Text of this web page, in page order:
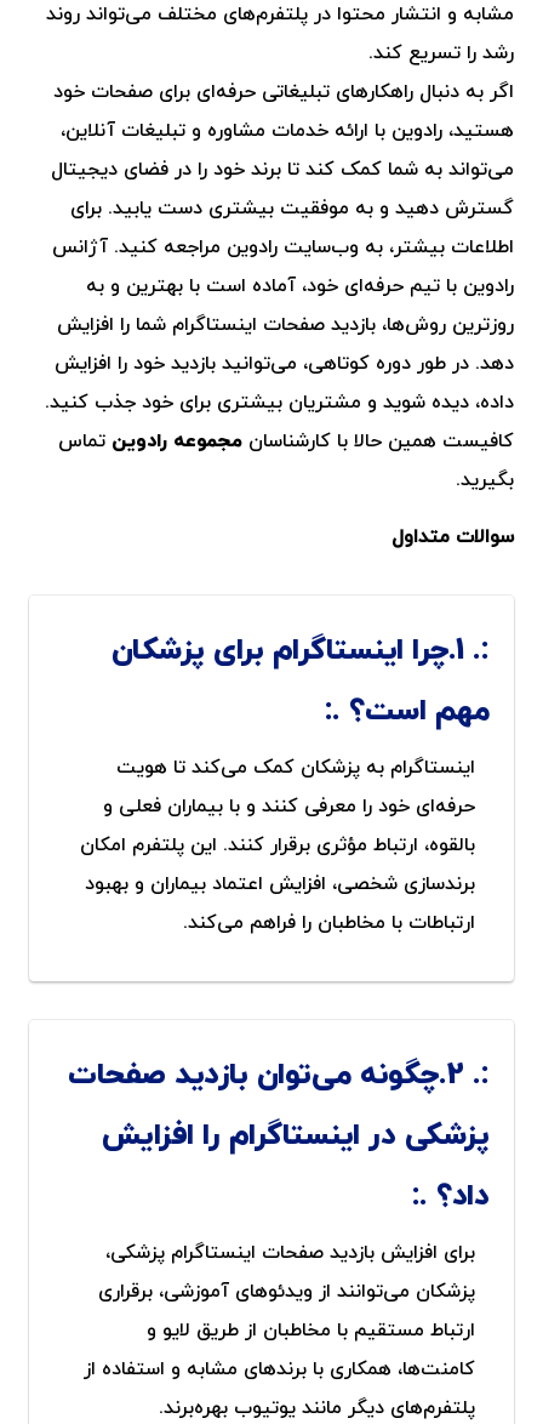
مشابه و انتشار محتوا در پلتفرم‌های مختلف می‌تواند روند
رشد را تسریع کند.
اگر به دنبال راهکارهای تبلیغاتی حرفه‌ای برای صفحات خود
هستید، رادوین با ارائه خدمات مشاوره و تبلیغات آنلاین،
می‌تواند به شما کمک کند تا برند خود را در فضای دیجیتال
گسترش دهید و به موفقیت بیشتری دست یابید. برای
اطلاعات بیشتر، به وب‌سایت رادوین مراجعه کنید. آژانس
رادوین با تیم حرفه‌ای خود، آماده است با بهترین و به
روزترین روش‌ها، بازدید صفحات اینستاگرام شما را افزایش
دهد. در طور دوره کوتاهی، می‌توانید بازدید خود را افزایش
داده، دیده شوید و مشتریان بیشتری برای خود جذب کنید.
کافیست همین حالا با کارشناسان مجموعه رادوین تماس
بگیرید.
سوالات متداول
1.چرا اینستاگرام برای پزشکان
مهم است؟
اینستاگرام به پزشکان کمک می‌کند تا هویت
حرفه‌ای خود را معرفی کنند و با بیماران فعلی و
بالقوه، ارتباط مؤثری برقرار کنند. این پلتفرم امکان
برندسازی شخصی، افزایش اعتماد بیماران و بهبود
ارتباطات با مخاطبان را فراهم می‌کند.
2.چگونه می‌توان بازدید صفحات
پزشکی در اینستاگرام را افزایش
داد؟
برای افزایش بازدید صفحات اینستاگرام پزشکی،
پزشکان می‌توانند از ویدئوهای آموزشی، برقراری
ارتباط مستقیم با مخاطبان از طریق لایو و
کامنت‌ها، همکاری با برندهای مشابه و استفاده از
پلتفرم‌های دیگر مانند یوتیوب بهره‌برند.